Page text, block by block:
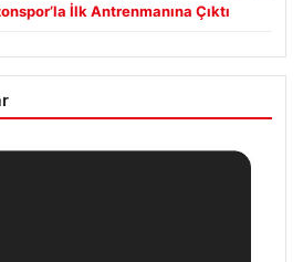
İlk Antrenmanına Çıktı